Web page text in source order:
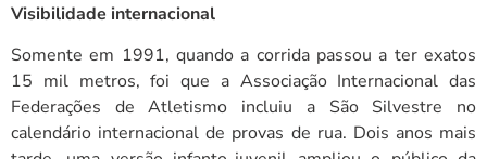
Visibilidade internacional
Somente em 1991, quando a corrida passou a ter exatos
15 mil metros, foi que a Associação Internacional das
Federações de Atletismo incluiu a São Silvestre no
calendário internacional de provas de rua. Dois anos mais